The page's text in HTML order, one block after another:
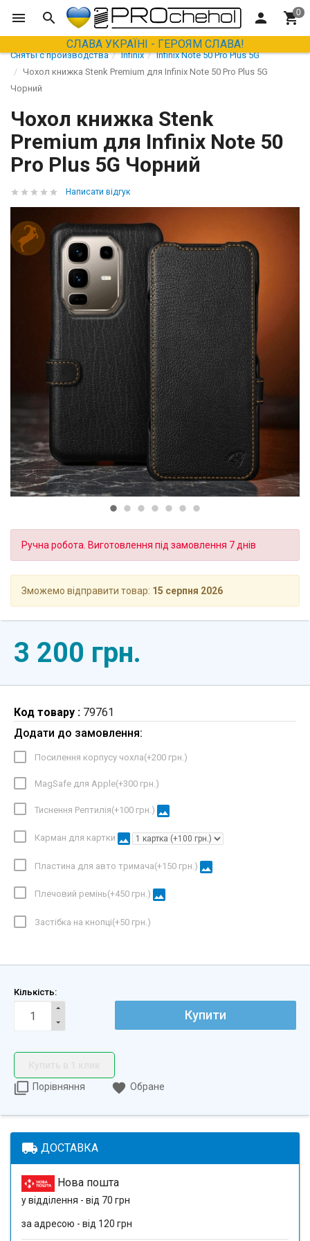
СЛАВА УКРАЇНІ - ГЕРОЯМ СЛАВА!
Сняты с производства Infinix
Infinix Note 50 Pro Plus 5G
Чохол книжка Stenk Premium для Infinix Note 50 Pro Plus 5G
Чорний
Чохол книжка Stenk
Premium для Infinix Note 50
Pro Plus 5G Чорний
Написати відгук
Ручна робота. Виготовлення під замовлення 7 днів
Зможемо відправити товар: 15 серпня 2026
3 200 грн.
Код товару : 79761
Додати до замовлення:
Посилення корпусу чохла(+200 грн.)
MagSafe для Apple(+300 грн.)
Тиснення Рептилія(+100 грн.) image
Карман для картки image
Пластина для авто тримача(+150 грн.) image
Плечовий ремінь(+450 грн.) image
Застібка на кнопці(+50 грн.)
Кількість:
Купити
Порівняння
Обране
local_shipping ДОСТАВКА
Нова пошта
у відділення - від 70 грн
за адресою - від 120 грн